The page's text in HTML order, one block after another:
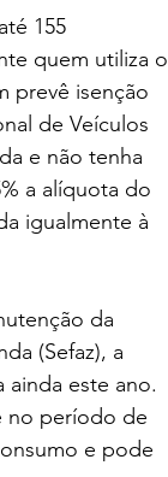
155
quem utiliza o
prevê isenção
de Veículos
e não tenha
a alíquota do
igualmente à
da
(Sefaz), a
ainda este ano.
no período de
e pode